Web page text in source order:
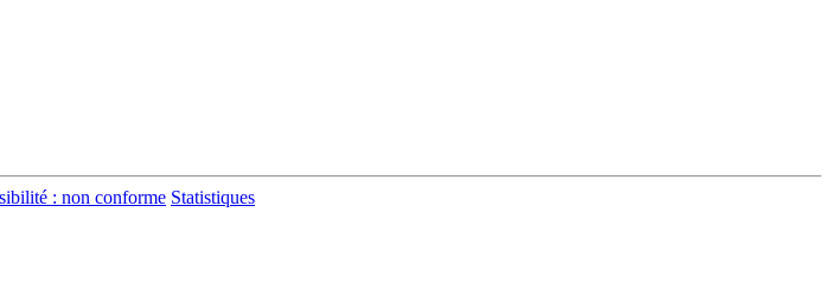
: non conforme Statistiques